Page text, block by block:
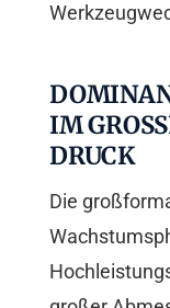
IM
RUCK
Die